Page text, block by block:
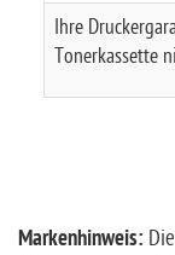
Ihre
Tonerkassette
Markenhinweis: